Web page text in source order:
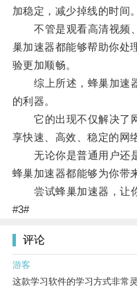
加稳定，减少掉线的时间。
不管是观看高清视频、
巢加速器都能够帮助你处
验更加顺畅。
综上所述，蜂巢加速器
的利器。
它的出现不仅解决了网
享快速、高效、稳定的网
无论你是普通用户还是
蜂巢加速器都能够为你带
尝试蜂巢加速器，让你
#3#
评论
游客
这款学习软件的学习方式非常